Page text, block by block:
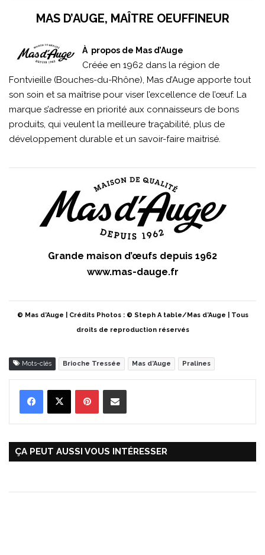
MAS D’AUGE, MAÎTRE OEUFFINEUR
À propos de Mas d’Auge
Créée en 1962 dans la région de
Fontvieille (Bouches-du-Rhône), Mas d’Auge apporte tout
son soin et sa maîtrise pour viser l’excellence de l’œuf. La
marque s’adresse en priorité aux connaisseurs de bons
produits, qui veulent la meilleure traçabilité, plus de
développement durable et un savoir-faire maitrisé.
Grande maison d’œufs depuis 1962
www.mas-dauge.fr
© Mas d’Auge | Crédits Photos : © Steph A table/Mas d’Auge | Tous
droits de reproduction réservés
Mots-clés Brioche Tressée Mas d’Auge Pralines
ÇA PEUT AUSSI VOUS INTÉRESSER